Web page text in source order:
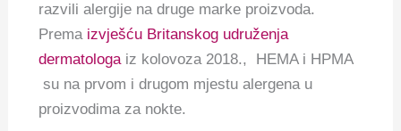
razvili alergije na druge marke proizvoda.
Prema izvješću Britanskog udruženja
dermatologaiz kolovoza 2018., HEMA i HPMA
su na prvom i drugom mjestu alergena u
proizvodima za nokte.